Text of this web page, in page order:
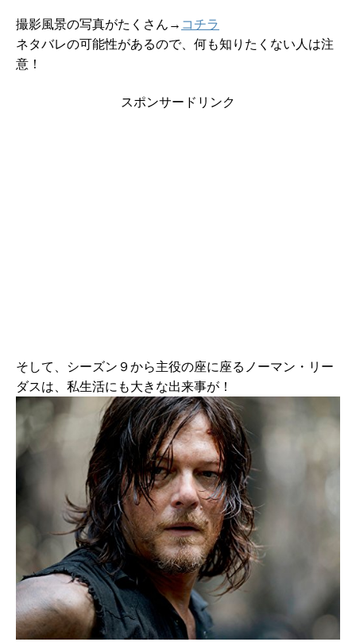
撮影風景の写真がたくさん→ コチラ
ネタバレの可能性があるので、何も知りたくない人は注
意！
スポンサードリンク
そして、シーズン９から主役の座に座るノーマン・リー
ダスは、私生活にも大きな出来事が！